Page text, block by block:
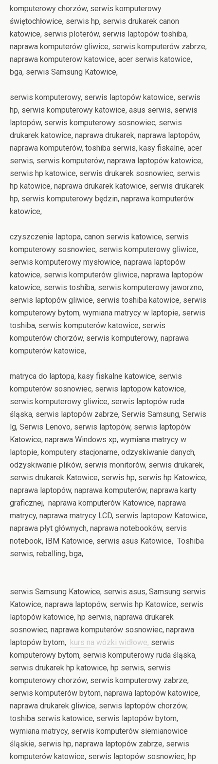
komputerowy chorzów, serwis komputerowy
świętochłowice, serwis hp, serwis drukarek canon
katowice, serwis ploterów, serwis laptopów toshiba,
naprawa komputerów gliwice, serwis komputerów zabrze,
naprawa komputerow katowice, acer serwis katowice,
bga, serwis Samsung Katowice,
serwis komputerowy, serwis laptopów katowice, serwis
hp, serwis komputerowy katowice, asus serwis, serwis
laptopów, serwis komputerowy sosnowiec, serwis
drukarek katowice, naprawa drukarek, naprawa laptopów,
naprawa komputerów, toshiba serwis, kasy fiskalne, acer
serwis, serwis komputerów, naprawa laptopów katowice,
serwis hp katowice, serwis drukarek sosnowiec, serwis
hp katowice, naprawa drukarek katowice, serwis drukarek
hp, serwis komputerowy będzin, naprawa komputerów
katowice,
czyszczenie laptopa, canon serwis katowice, serwis
komputerowy sosnowiec, serwis komputerowy gliwice,
serwis komputerowy mysłowice, naprawa laptopów
katowice, serwis komputerów gliwice, naprawa laptopów
katowice, serwis toshiba, serwis komputerowy jaworzno,
serwis laptopów gliwice, serwis toshiba katowice, serwis
komputerowy bytom, wymiana matrycy w laptopie, serwis
toshiba, serwis komputerów katowice, serwis
komputerów chorzów, serwis komputerowy, naprawa
komputerów katowice,
matryca do laptopa, kasy fiskalne katowice, serwis
komputerów sosnowiec, serwis laptopow katowice,
serwis komputerowy gliwice, serwis laptopów ruda
śląska, serwis laptopów zabrze, Serwis Samsung, Serwis
lg, Serwis Lenovo, serwis laptopów, serwis laptopów
Katowice, naprawa Windows xp, wymiana matrycy w
laptopie, komputery stacjonarne, odzyskiwanie danych,
odzyskiwanie plików, serwis monitorów, serwis drukarek,
serwis drukarek Katowice, serwis hp, serwis hp Katowice,
naprawa laptopów, naprawa komputerów, naprawa karty
graficznej, naprawa komputerów Katowice, naprawa
matrycy, naprawa matrycy LCD, serwis laptopow Katowice,
naprawa płyt głównych, naprawa notebooków, servis
notebook, IBM Katowice, serwis asus Katowice, Toshiba
serwis, reballing, bga,
serwis Samsung Katowice, serwis asus, Samsung serwis
Katowice, naprawa laptopów, serwis hp Katowice, serwis
laptopów katowice, hp serwis, naprawa drukarek
sosnowiec, naprawa komputerów sosnowiec, naprawa
laptopów bytom, kurs na wózki widłowe, serwis
komputerowy bytom, serwis komputerowy ruda śląska,
serwis drukarek hp katowice, hp serwis, serwis
komputerowy chorzów, serwis komputerowy zabrze,
serwis komputerów bytom, naprawa laptopów katowice,
naprawa drukarek gliwice, serwis laptopów chorzów,
toshiba serwis katowice, serwis laptopów bytom,
wymiana matrycy, serwis komputerów siemianowice
śląskie, serwis hp, naprawa laptopów zabrze, serwis
komputerów katowice, serwis laptopów sosnowiec, hp